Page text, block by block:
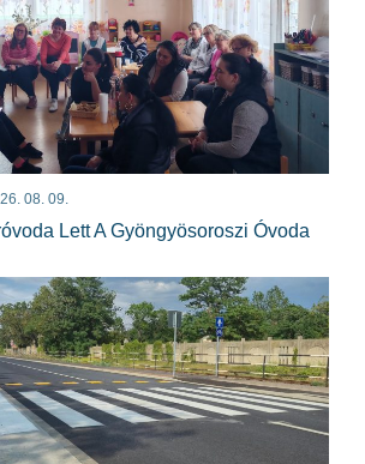
08. 09.
Lett A Gyöngyösoroszi Óvoda